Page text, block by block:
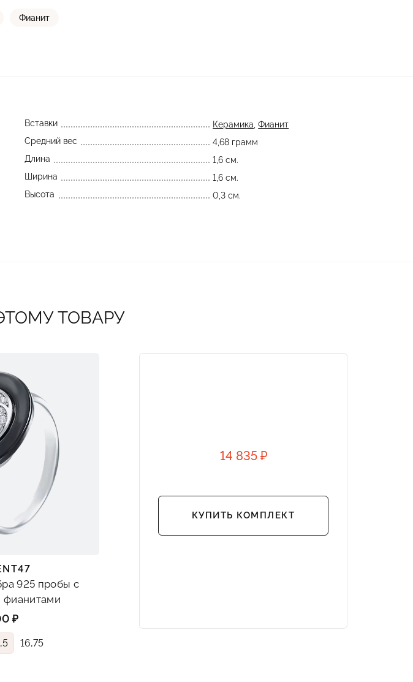
Фианит
Вставки Керамика ,Фианит
Средний вес
4,68 грамм
Длина
1,6 см.
Ширина
1,6 см.
Высота
0,3 см.
ТОВАРУ
925 пробы с
фианитами
₽
16,75
14 835 ₽
КУПИТЬ КОМПЛЕКТ